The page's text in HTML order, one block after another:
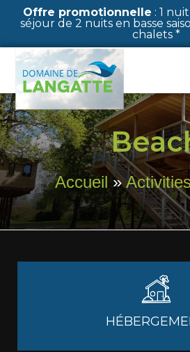
Offre promotionnelle : 1
séjour de 2 nuits en basse
chalets *
Accueil»Activities
Cookies management panel